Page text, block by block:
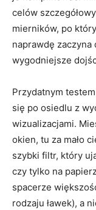
celów
mierników, po
naprawdę zaczyna
wygodniejsze
Przydatnym
się po osiedlu z
wizualizacjami.
okien, tu za mało
szybki filtr, który
czy tylko na
spacerze
rodzaju ławek), a